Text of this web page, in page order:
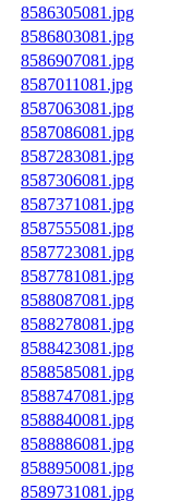
8586305081.jpg
8586803081.jpg
8586907081.jpg
8587011081.jpg
8587063081.jpg
8587086081.jpg
8587283081.jpg
8587306081.jpg
8587371081.jpg
8587555081.jpg
8587723081.jpg
8587781081.jpg
8588087081.jpg
8588278081.jpg
8588423081.jpg
8588585081.jpg
8588747081.jpg
8588840081.jpg
8588886081.jpg
8588950081.jpg
8589731081.jpg